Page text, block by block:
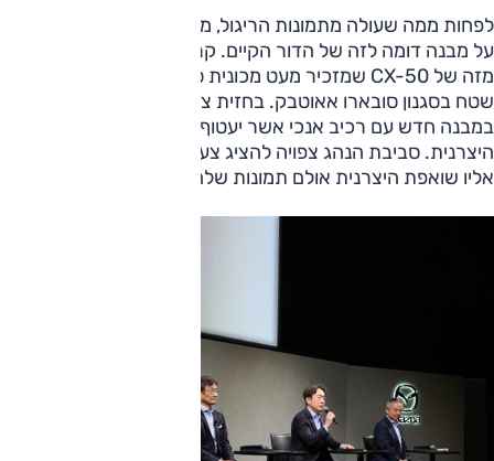
על מבנה דומה לזה של הדור הקיים. קרי, גבוה וקצר יותר ושונה
מזה של CX-50 שמזכיר מעט מכונית סטיישן מוגבהת עם סממני
שטח בסגנון סובארו אאוטבק. בחזית צפויות יחידות תאורה
במבנה חדש עם רכיב אנכי אשר יעטוף את הסבכה המוכרת של
היצרנית. סביבת הנהג צפויה להציג צעד נוסף בכיוון הפרימיום
אליו שואפת היצרנית אולם תמונות שלה טרם נחשפו.